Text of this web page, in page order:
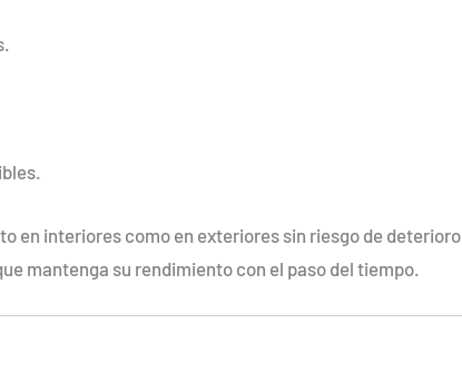
en interiores como en exteriores sin riesgo de deterioro
mantenga su rendimiento con el paso del tiempo.